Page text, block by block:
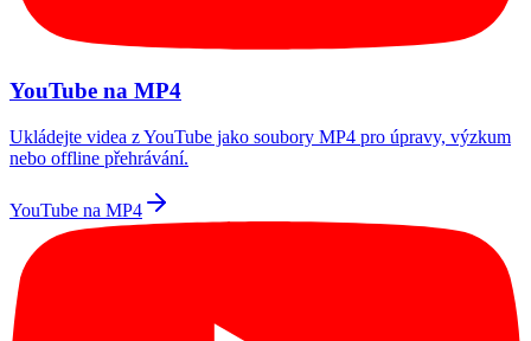
YouTube na MP4
Ukládejte videa z YouTube jako soubory MP4 pro úpravy, výzkum
nebo offline přehrávání.
YouTube na MP4